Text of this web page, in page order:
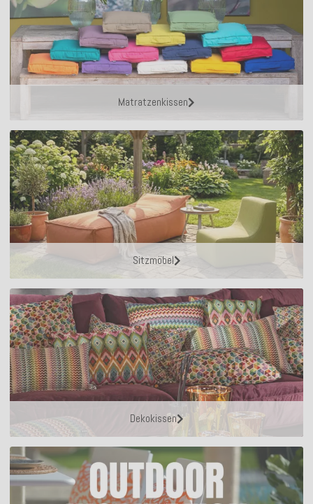
Matratzenkissen
Sitzmöbel
Dekokissen